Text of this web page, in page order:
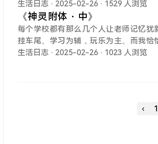
调这是一个真实的故事，尽管带有科幻
生活日志 · 2025-02-26 · 1529 人浏览
《神灵附体・中》
每个学校都有那么几个人让老师记忆
挂车尾。学习为辅，玩乐为主。而我
说这个监考老师对我的大名也是如雷贯
约而同的将目光投射了过来。紧近着
生活日志 · 2025-02-26 · 1023 人浏览
‹ 1